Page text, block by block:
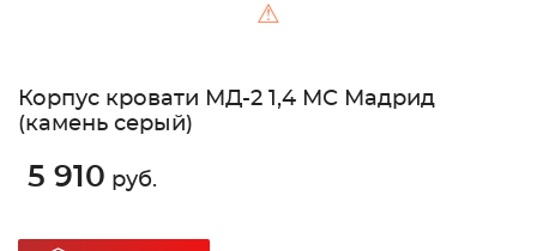
⚠
Корпус кровати МД-2 1,4 МС Мадрид
(камень серый)
5 910 руб.